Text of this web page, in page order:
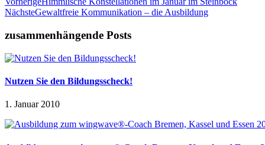
NächsteGewaltfreie Kommunikation – die Ausbildung
zusammenhängende Posts
Nutzen Sie den Bildungsscheck!
1. Januar 2010